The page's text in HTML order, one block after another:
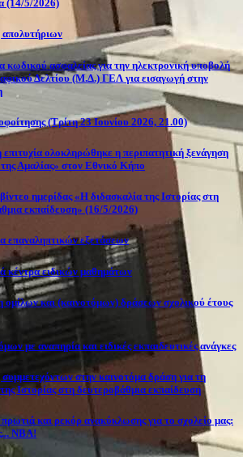
(14/5/2026)
κωδικού ασφαλείας για την ηλεκτρονική υποβολή
Δελτίου (Μ.Δ.) ΓΕΛ για εισαγωγή στην
(Τρίτη 23 Ιουνίου 2026, 21.00)
ολοκληρώθηκε η περιπατητική ξενάγηση
Αμαλίας» στον Εθνικό Κήπο
ημερίδας «Η διδασκαλία της Ιστορίας στη
εκπαίδευση» (16/5/2026)
επαναληπτικών εξετάσεων
κέντρα ειδικών μαθημάτων
και (καινοτόμων) δράσεων σχολικού έτους
με αναπηρία και ειδικές εκπαιδευτικές ανάγκες
στην καινοτόμα δράση για τη
Ιστορίας στη δευτεροβάθμια εκπαίδευση
και ρεκόρ ανακύκλωσης για το σχολείο μας:
NBA!